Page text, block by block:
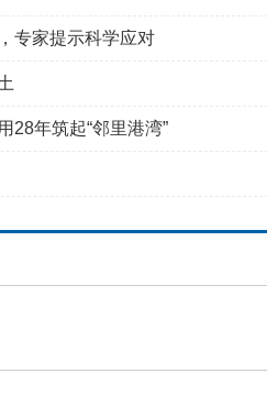
专家提示科学应对
28年筑起“邻里港湾”